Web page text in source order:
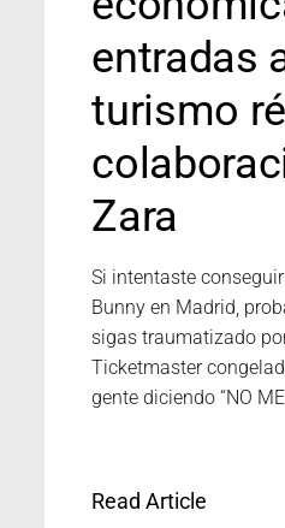
entradas
turismo
Zara
Si intentaste
Bunny en Madrid,
sigas traumatizado
Ticketmaster
gente diciendo “NO
Read Article